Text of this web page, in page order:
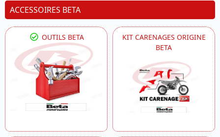
ACCESSOIRES BETA
OUTILS BETA
KIT CARENAGES ORIGINE
BETA